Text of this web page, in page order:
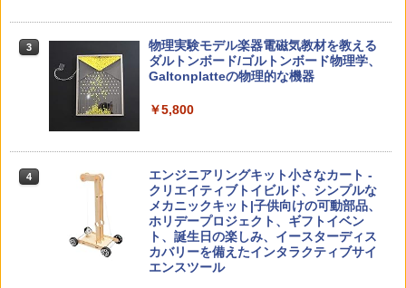
3
カウンセリングとは何か 変化するという
こと (講談社現代新書 2787)
4
「ことばで伝える」ができない子どもた
ち 誰が〈ことばの力〉を育てるのか
￥1,870
【くもん出版公式特別セット】くもん出
版(KUMON PUBLISHING) くもんの日本
知育玩具 おもちゃ 5歳以上 KUMON PN-
￥4,046
Amazon Fire HD 10 キッズプロ (10イン
チ) ディズニー スティッチ エディション
対象年齢6歳から 数千点のキッズコンテ
ンツが1年間使い放題
￥4,290
戦！編
￥1,320
3
物理実験モデル楽器電磁気教材を教える
ダルトンボード/ゴルトンボード物理学、
Galtonplatteの物理的な機器
￥5,800
4
エンジニアリングキット小さなカート -
クリエイティブトイビルド、シンプルな
メカニックキット|子供向けの可動部品、
ホリデープロジェクト、ギフトイベン
ト、誕生日の楽しみ、イースターディス
カバリーを備えたインタラクティブサイ
エンスツール